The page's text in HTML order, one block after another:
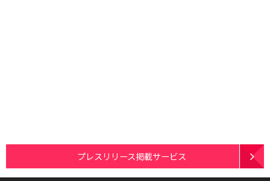
プレスリリース掲載サービス